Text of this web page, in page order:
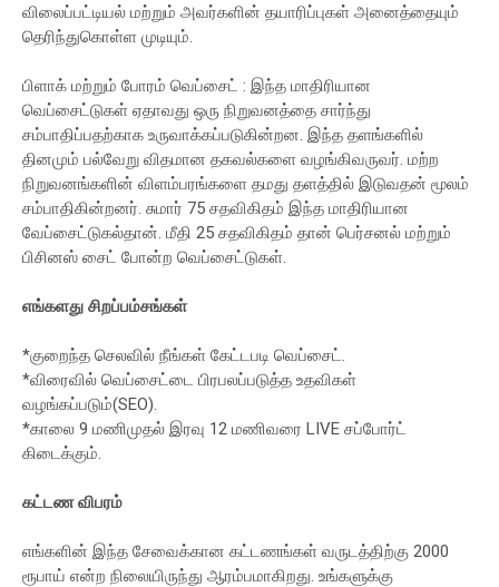
விலைப்பட்டியல் மற்றும் அவர்களின் தயாரிப்புகள் அனைத்தையும்
தெரிந்துகொள்ள முடியும்.
பிளாக் மற்றும் போரம் வெப்சைட் : இந்த மாதிரியான
வெப்சைட்டுகள் ஏதாவது ஒரு நிறுவனத்தை சார்ந்து
சம்பாதிப்பதற்காக உருவாக்கப்படுகின்றன. இந்த தளங்களில்
தினமும் பல்வேறு விதமான தகவல்களை வழங்கிவருவர். மற்ற
நிறுவனங்களின் விளம்பரங்களை தமது தளத்தில் இடுவதன் மூலம்
சம்பாதிகின்றனர். சுமார் 75 சதவிகிதம் இந்த மாதிரியான
வேப்சைட்டுகல்தான். மீதி 25 சதவிகிதம் தான் பெர்சனல் மற்றும்
பிசினஸ் சைட் போன்ற வெப்சைட்டுகள்.
எங்களது சிறப்பம்சங்கள்
*குறைந்த செலவில் நீங்கள் கேட்டபடி வெப்சைட்.
*விரைவில் வெப்சைட்டை பிரபலப்படுத்த உதவிகள்
வழங்கப்படும்(SEO).
*காலை 9 மணிமுதல் இரவு 12 மணிவரை LIVE சப்போர்ட்
கிடைக்கும்.
கட்டண விபரம்
எங்களின் இந்த சேவைக்கான கட்டணங்கள் வருடத்திற்கு 2000
ரூபாய் என்ற நிலையிருந்து ஆரம்பமாகிறது. உங்களுக்கு